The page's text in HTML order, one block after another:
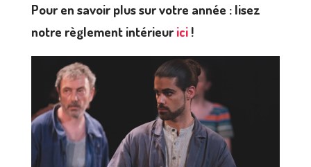
Pour en savoir plus sur votre année : lisez
notre règlement intérieur ici !